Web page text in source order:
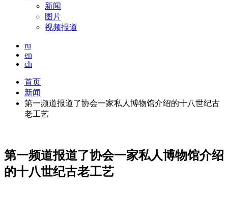
新闻
图片
视频报道
ru
en
ch
首页
新闻
第一频道报道了协会一家私人博物馆介绍的十八世纪古
老工艺
第一频道报道了协会一家私人博物馆介绍
的十八世纪古老工艺